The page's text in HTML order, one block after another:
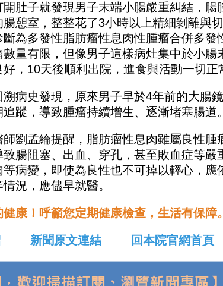
肚子就發現男子末端小腸嚴重糾結，
憩室，整整花了3小時以上精細剝離與
為多發性脂肪瘤性息肉性腫瘤合併多發
量有限，但像男子這樣病灶集中於小腸
，10天後順利出院，進食與活動一切正
病史發現，原來男子早於4年前的大腸
蹤，導致腫瘤持續增生、逐漸堵塞腸道。
劉孟綸提醒，脂肪瘤性息肉雖屬良性
腸阻塞、出血、穿孔，甚至敗血症等嚴
病變，即使為良性也不可掉以輕心，
況，應儘早就醫。
健康！呼籲您定期健康檢查，生活有保障
新聞原文連結 回本院官網首頁